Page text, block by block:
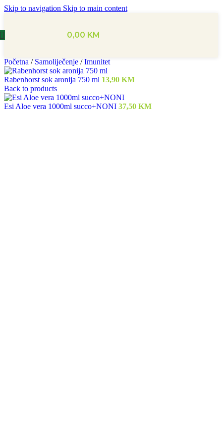
Skip to navigation Skip to main content
0,00 KM
Početna / Samoliječenje / Imunitet
Rabenhorst sok aronija 750 ml 13,90 KM
Back to products
Esi Aloe vera 1000ml succo+NONI 37,50 KM